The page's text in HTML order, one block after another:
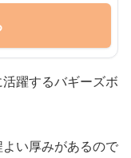
躍するバギーズボ
い厚みがあるので